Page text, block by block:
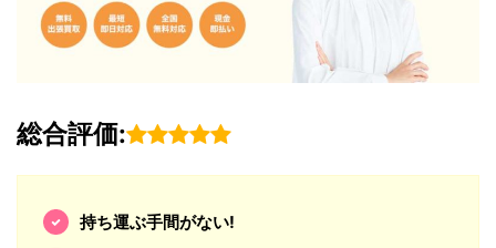
総合評価:
持ち運ぶ手間がない!